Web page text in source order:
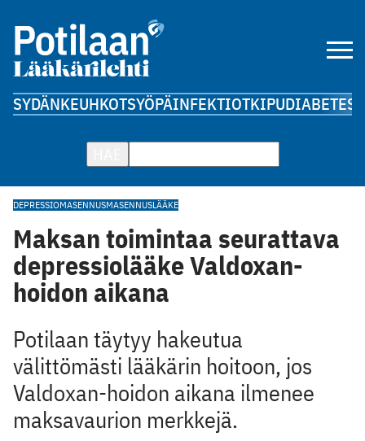
SYDÄNKEUHKOTSYÖPÄINFEKTIOTKIPUDIABETES
DEPRESSIOMASENNUSMASENNUSLÄÄKE
Maksan toimintaa seurattava
depressiolääke Valdoxan-
hoidon aikana
Potilaan täytyy hakeutua
välittömästi lääkärin hoitoon, jos
Valdoxan-hoidon aikana ilmenee
maksavaurion merkkejä.